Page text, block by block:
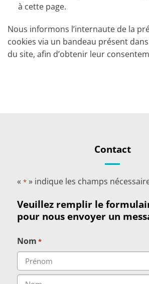
à cette page.
Nous informons l’internaute de la
cookies via un bandeau présent
du site, afin d’obtenir leur
Contact
« *» indique les champs
Veuillez remplir le
pour nous envoyer un
Nom *
Prénom